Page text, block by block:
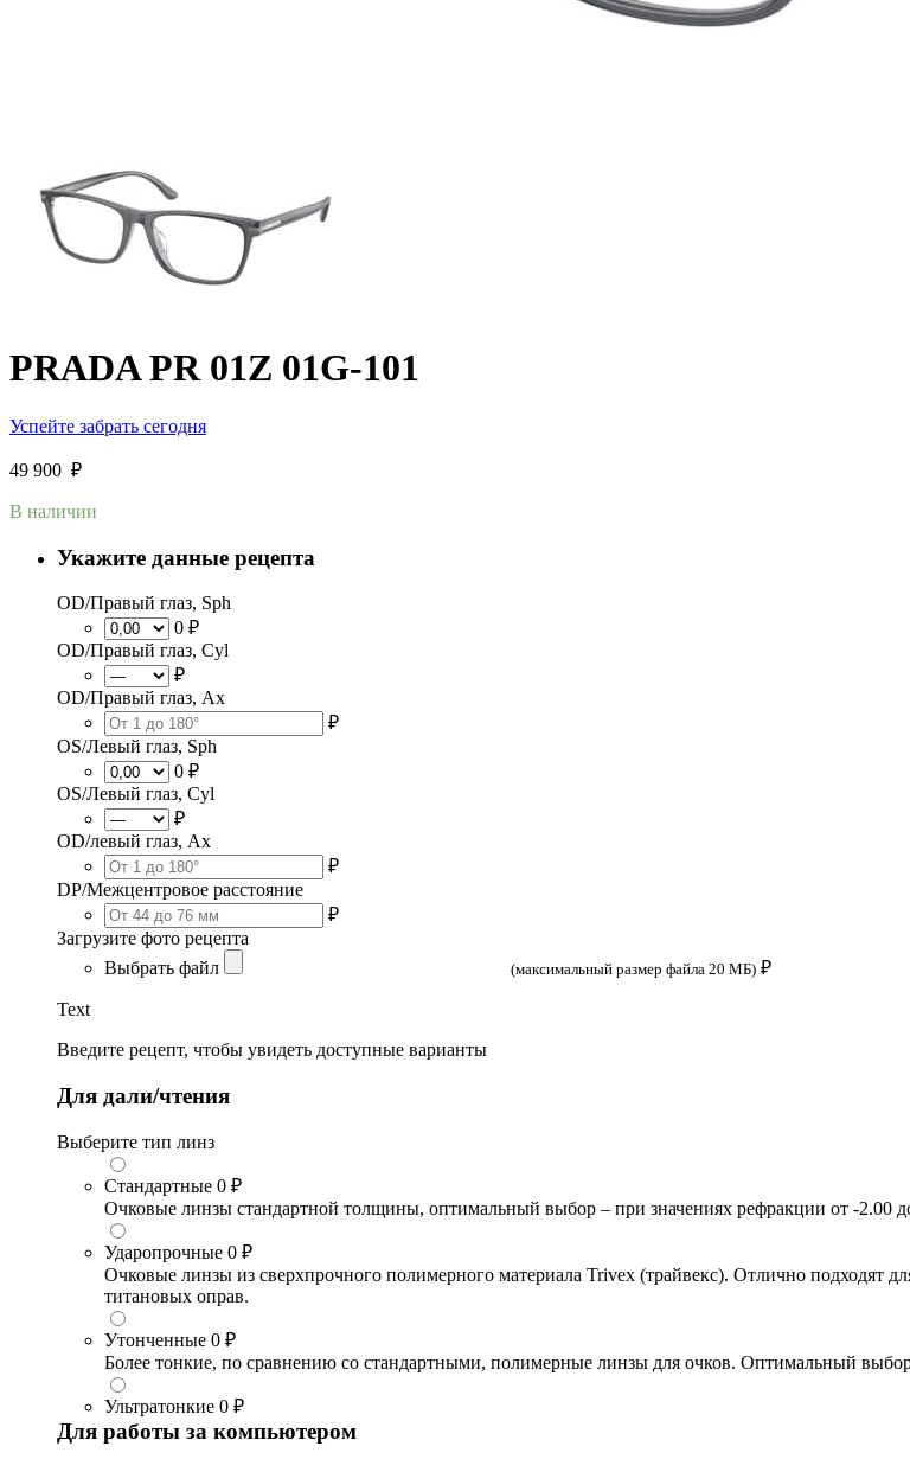
PRADA PR 01Z 01G-101
Успейте забрать сегодня
49 900 ₽
В наличии
Укажите данные рецепта
OD/Правый глаз, Sph
0 ₽
OD/Правый глаз, Cyl
₽
OD/Правый глаз, Ax
₽
OS/Левый глаз, Sph
0 ₽
OS/Левый глаз, Cyl
₽
OD/левый глаз, Ax
₽
DP/Межцентровое расстояние
₽
Загрузите фото рецепта
Выбрать файл
(максимальный размер файла 20 МБ) ₽
Text
Введите рецепт, чтобы увидеть доступные варианты
Для дали/чтения
Выберите тип линз
Стандартные 0 ₽
Очковые линзы стандартной толщины, оптимальный выбор – при значениях рефракции от -2.00
Ударопрочные 0 ₽
Очковые линзы из сверхпрочного полимерного материала Trivex (трайвекс). Отлично подходят
титановых оправ.
Утонченные 0 ₽
Более тонкие, по сравнению со стандартными, полимерные линзы для очков. Оптимальный
Ультратонкие 0 ₽
Для работы за компьютером